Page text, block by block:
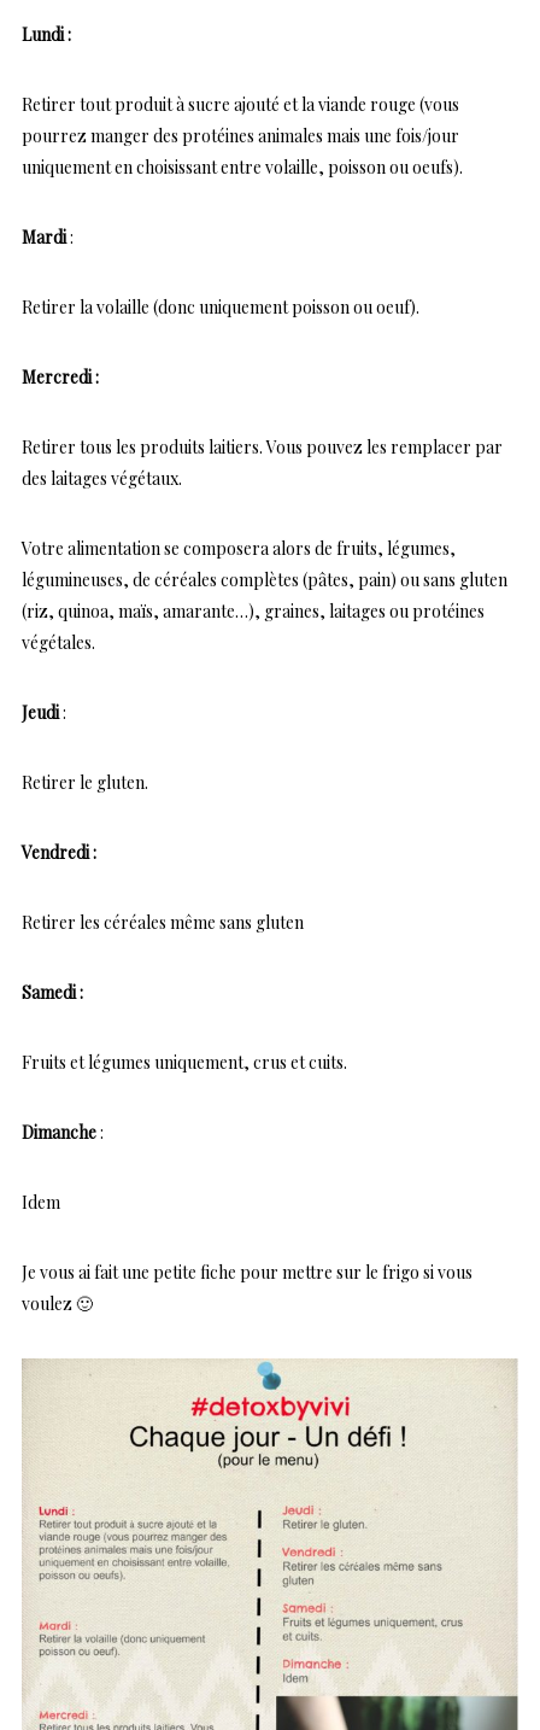
Lundi :
Retirer tout produit à sucre ajouté et la viande rouge (vous
pourrez manger des protéines animales mais une fois/jour
uniquement en choisissant entre volaille, poisson ou oeufs).
Mardi:
Retirer la volaille (donc uniquement poisson ou oeuf).
Mercredi :
Retirer tous les produits laitiers. Vous pouvez les remplacer par
des laitages végétaux.
Votre alimentation se composera alors de fruits, légumes,
légumineuses, de céréales complètes (pâtes, pain) ou sans gluten
(riz, quinoa, maïs, amarante…), graines, laitages ou protéines
végétales.
Jeudi:
Retirer le gluten.
Vendredi :
Retirer les céréales même sans gluten
Samedi :
Fruits et légumes uniquement, crus et cuits.
Dimanche:
Idem
Je vous ai fait une petite fiche pour mettre sur le frigo si vous
voulez 🙂